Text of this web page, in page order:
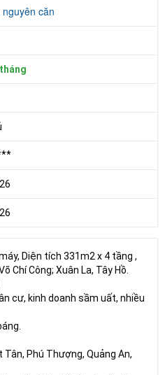
căn
Diện tích 331m2 x 4 tầng ,
Chí Công; Xuân La, Tây Hồ.
cư, kinh doanh sầm uất, nhiều
Tân, Phú Thượng, Quảng An,